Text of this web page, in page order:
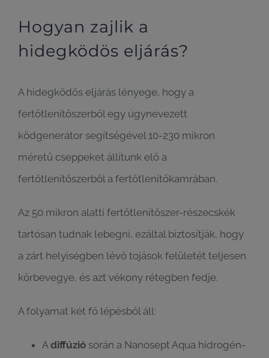
Hogyan zajlik a
hidegködös eljárás?
A hidegködös eljárás lényege, hogy a
fertőtlenítőszerből egy úgynevezett
ködgenerátor segítségével 10-230 mikron
méretű cseppeket állítunk elő a
fertőtlenítőszerből a fertőtlenítőkamrában.
Az 50 mikron alatti fertőtlenítőszer-részecskék
tartósan tudnak lebegni, ezáltal biztosítják, hogy
a zárt helyiségben lévő tojások felületét teljesen
körbevegye, és azt vékony rétegben fedje.
A folyamat két fő lépésből áll:
Adiffúzió során a Nanosept Aqua hidrogén-